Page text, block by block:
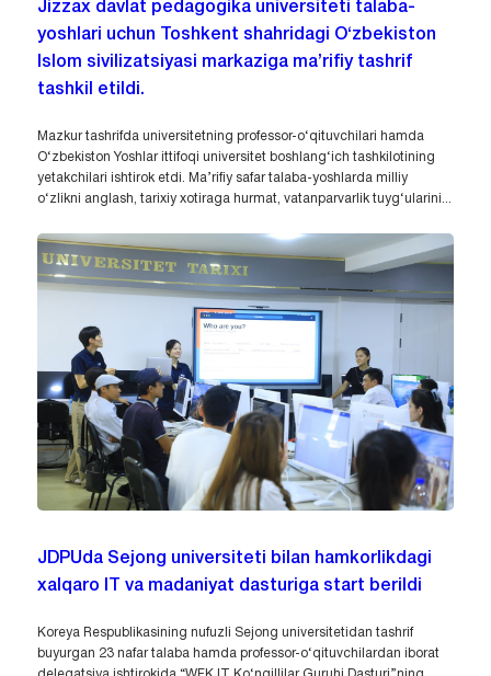
Jizzax davlat pedagogika universiteti talaba-
yoshlari uchun Toshkent shahridagi O‘zbekiston
Islom sivilizatsiyasi markaziga ma’rifiy tashrif
tashkil etildi.
Mazkur tashrifda universitetning professor-o‘qituvchilari hamda
O‘zbekiston Yoshlar ittifoqi universitet boshlang‘ich tashkilotining
yetakchilari ishtirok etdi. Ma’rifiy safar talaba-yoshlarda milliy
o‘zlikni anglash, tarixiy xotiraga hurmat, vatanparvarlik tuyg‘ularini...
JDPUda Sejong universiteti bilan hamkorlikdagi
xalqaro IT va madaniyat dasturiga start berildi
Koreya Respublikasining nufuzli Sejong universitetidan tashrif
buyurgan 23 nafar talaba hamda professor-o‘qituvchilardan iborat